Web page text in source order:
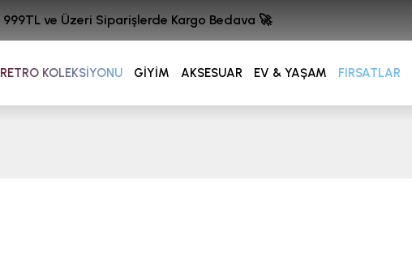
RETRO KOLEKSİYONU GİYİM AKSESUAR EV & YAŞAM FIRSATLAR
999TL ve Üzeri Siparişlerde Kargo Bedava 🚀